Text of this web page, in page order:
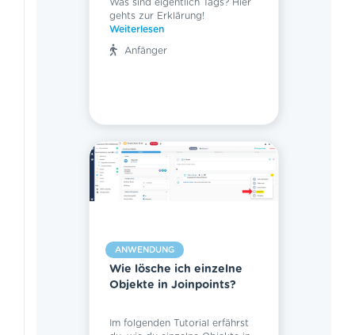
Was sind eigentlich Tags? Hier
gehts zur Erklärung!
Weiterlesen
Anfänger
ANWENDUNG
Wie lösche ich einzelne
Objekte in Joinpoints?
Im folgenden Tutorial erfährst